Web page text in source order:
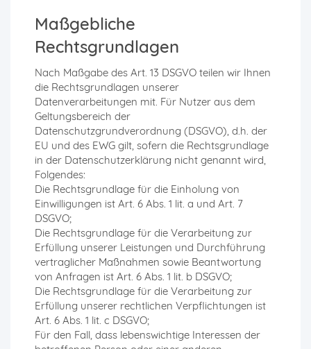
Maßgebliche
Rechtsgrundlagen
Nach Maßgabe des Art. 13 DSGVO teilen wir Ihnen
die Rechtsgrundlagen unserer
Datenverarbeitungen mit. Für Nutzer aus dem
Geltungsbereich der
Datenschutzgrundverordnung (DSGVO), d.h. der
EU und des EWG gilt, sofern die Rechtsgrundlage
in der Datenschutzerklärung nicht genannt wird,
Folgendes:
Die Rechtsgrundlage für die Einholung von
Einwilligungen ist Art. 6 Abs. 1 lit. a und Art. 7
DSGVO;
Die Rechtsgrundlage für die Verarbeitung zur
Erfüllung unserer Leistungen und Durchführung
vertraglicher Maßnahmen sowie Beantwortung
von Anfragen ist Art. 6 Abs. 1 lit. b DSGVO;
Die Rechtsgrundlage für die Verarbeitung zur
Erfüllung unserer rechtlichen Verpflichtungen ist
Art. 6 Abs. 1 lit. c DSGVO;
Für den Fall, dass lebenswichtige Interessen der